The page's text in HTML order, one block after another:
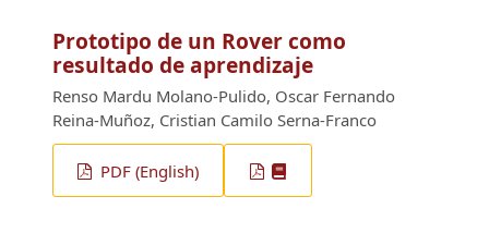
Prototipo de un Rover como
resultado de aprendizaje
Renso Mardu Molano-Pulido, Oscar Fernando
Reina-Muñoz, Cristian Camilo Serna-Franco
PDF (English)